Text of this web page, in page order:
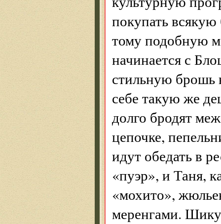
покупать
тому подобную
начинается с
стильную брошь
себе такую же
долго бродят
цепочке,
идут обедать в
«пуэр», и Таня,
«мохито»,
меренгами.